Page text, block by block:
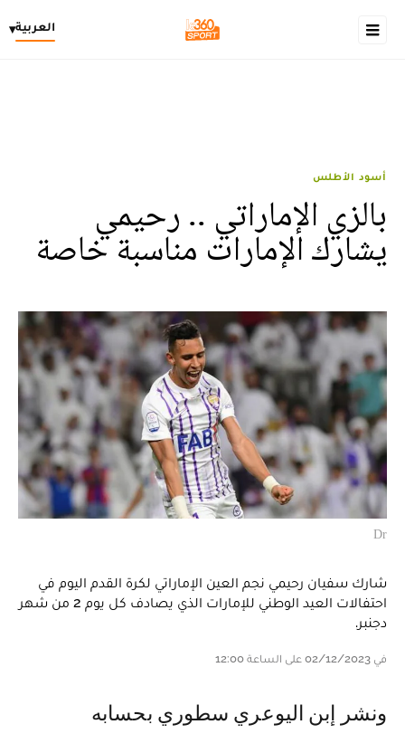
العربية▾
أسود الأطلس
بالزي الإماراتي .. رحيمي
يشارك الإمارات مناسبة خاصة
Dr
شارك سفيان رحيمي نجم العين الإماراتي لكرة القدم اليوم في
احتفالات العيد الوطني للإمارات الذي يصادف كل يوم 2 من شهر
دجنبر.
في 02/12/2023 على الساعة 12:00
ونشر إبن اليوعري سطوري بحسابه